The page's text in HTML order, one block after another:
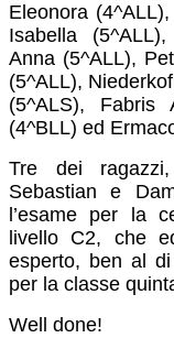
Eleonora
Isabella
Anna (5^ALL),
(5^ALL),
(5^ALS), Fabris
(4^BLL) ed
Tre dei
Sebastian e
l’esame per la
livello C2, che
esperto, ben al
per la classe
Well done!